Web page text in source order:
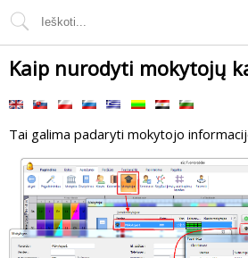
Kaip nurodyti mokytojų
Tai galima padaryti mokytojo